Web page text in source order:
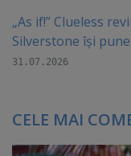
„As if!” Clueless
Silverstone își
31.07.2026
CELE MAI